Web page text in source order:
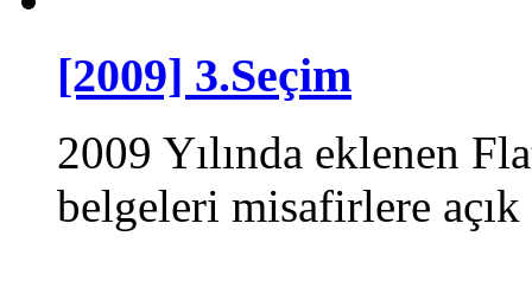
[2009] 3.Seçim
2009 Yılında eklenen
belgeleri misafirlere açık